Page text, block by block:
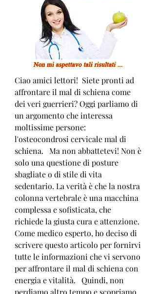
Ciao amici lettori!  Siete pronti ad
affrontare il mal di schiena come
dei veri guerrieri? Oggi parliamo di
un argomento che interessa
moltissime persone:
l'osteocondrosi cervicale mal di
schiena.   Ma non abbattetevi! Non è
solo una questione di posture
sbagliate o di stile di vita
sedentario. La verità è che la nostra
colonna vertebrale è una macchina
complessa e sofisticata, che
richiede la giusta cura e attenzione.
Come medico esperto, ho deciso di
scrivere questo articolo per fornirvi
tutte le informazioni che vi servono
per affrontare il mal di schiena con
energia e vitalità.   Quindi, non
perdiamo altro tempo e scopriamo